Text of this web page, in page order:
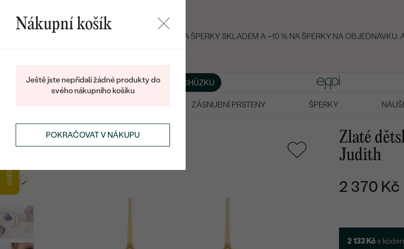
LETNÍ BLACK FRIDAY: −25 % NA ŠPERKY SKLADEM A −10 % NA ŠPERKY NA OBJEDNÁVKU.
BLOGŠPERKY NA MÍRU DOMLUVIT SI SCHŮZKU
ZÁSNUBNÍ PRSTENY ŠPERKY
NÁUŠNICEDĚTSKÉ NÁUŠNICE
Zlaté
Judith
2 370 Kč
2 133 Kč s
Nákupní košík
Ještě jste nepřidali žádné produkty do
svého nákupního košíku
POKRAČOVAT V NÁKUPU